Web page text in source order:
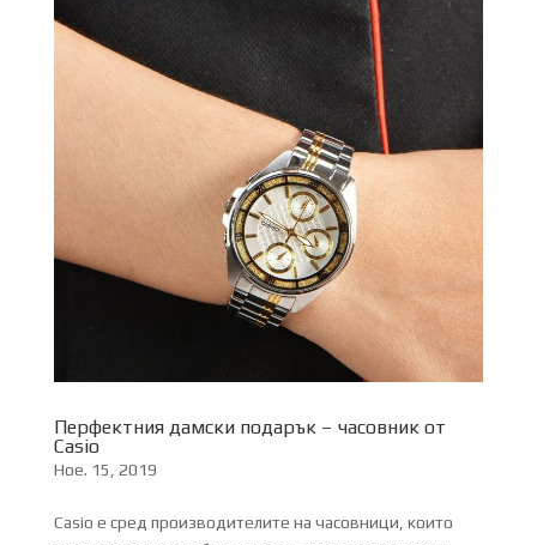
Перфектния дамски подарък – часовник от
Casio
Ное. 15, 2019
Casio е сред производителите на часовници, които